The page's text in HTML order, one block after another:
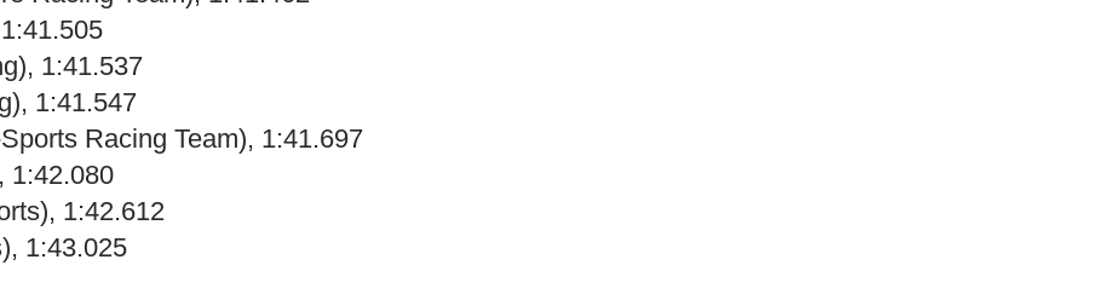
1:41.537
1:41.547
Racing Team), 1:41.697
1:42.080
1:42.612
1:43.025